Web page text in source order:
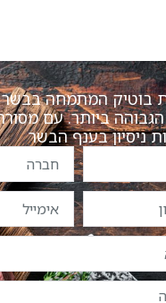
בוטיק המתמחה בבשר
ביותר. עם